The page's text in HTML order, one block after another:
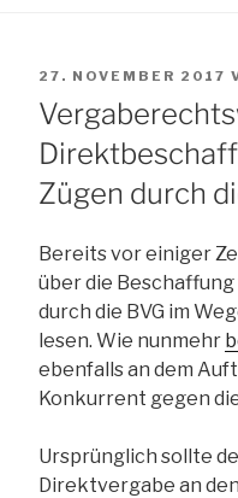
VERÖFFENTLICHT
AM
27. NOVEMBER 2017
Zügen durch
Bereits vor einiger
über die
durch die BVG im
lesen. Wie nunmehr
ebenfalls an dem
Konkurrent gegen
Ursprünglich sollte
Direktvergabe an